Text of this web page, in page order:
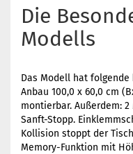
Die
Modells
Das Modell hat folgende
Anbau 100,0 x 60,0 cm
montierbar. Außerdem:
Sanft-Stopp.
Kollision stoppt der
Memory-Funktion mit